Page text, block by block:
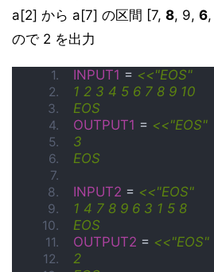
a[2] から a[7] の区間 [7, 8, 9, 6
ので 2 を出力
INPUT1 = <<"EOS"
1 2 3 4 5 6 7 8 9 10
EOS
OUTPUT1 = <<"EOS"
3
EOS
INPUT2 = <<"EOS"
1 4 7 8 9 6 3 1 5 8
EOS
OUTPUT2 = <<"EOS"
2